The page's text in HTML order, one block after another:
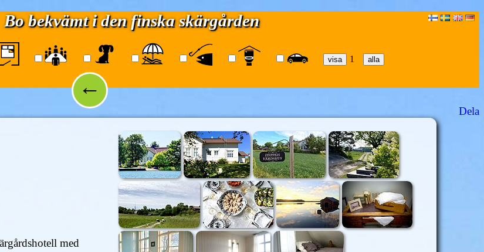
Bo bekvämt i den finska skärgården
1
←
Dela
med